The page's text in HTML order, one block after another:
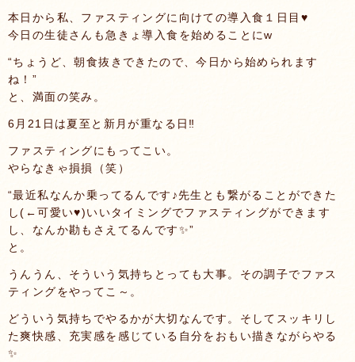
本日から私、ファスティングに向けての導入食１日目♥️
今日の生徒さんも急きょ導入食を始めることにw
“ちょうど、朝食抜きできたので、今日から始められます
ね！”
と、満面の笑み。
6月21日は夏至と新月が重なる日‼️
ファスティングにもってこい。
やらなきゃ損損（笑）
“最近私なんか乗ってるんです♪先生とも繋がることができた
し(←可愛い♥️)いいタイミングでファスティングができます
し、なんか勘もさえてるんです✨”
と。
うんうん、そういう気持ちとっても大事。その調子でファス
ティングをやってこ～。
どういう気持ちでやるかが大切なんです。そしてスッキリし
た爽快感、充実感を感じている自分をおもい描きながらやる
✨